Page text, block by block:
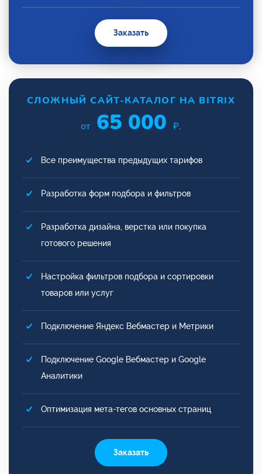
Заказать
СЛОЖНЫЙ САЙТ-КАТАЛОГ НА BITRIX
от 65 000 ₽.
Все преимущества предыдущих тарифов
Разработка форм подбора и фильтров
Разработка дизайна, верстка или покупка
готового решения
Настройка фильтров подбора и сортировки
товаров или услуг
Подключение Яндекс Вебмастер и Метрики
Подключение Google Вебмастер и Google
Аналитики
Оптимизация мета-тегов основных страниц
Заказать